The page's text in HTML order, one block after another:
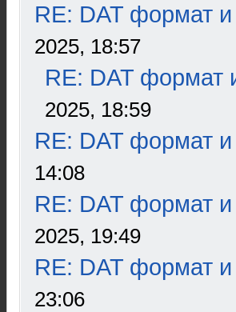
RE: DAT формат и
2025, 18:57
RE: DAT формат
2025, 18:59
RE: DAT формат и
14:08
RE: DAT формат и
2025, 19:49
RE: DAT формат и
23:06